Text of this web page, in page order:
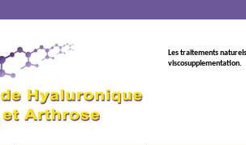
Les traitements
viscosupplementation.